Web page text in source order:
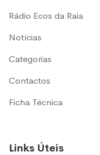
Rádio Ecos da Raia
Notícias
Categorias
Contactos
Ficha Técnica
Links Úteis